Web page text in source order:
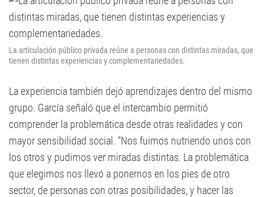
La articulación público privada reúne a personas con distintas miradas, que
tienen distintas experiencias y complementariedades.
La experiencia también dejó aprendizajes dentro del mismo
grupo. García señaló que el intercambio permitió
comprender la problemática desde otras realidades y con
mayor sensibilidad social. “Nos fuimos nutriendo unos con
los otros y pudimos ver miradas distintas. La problemática
que elegimos nos llevó a ponernos en los pies de otro
sector, de personas con otras posibilidades, y hacer las